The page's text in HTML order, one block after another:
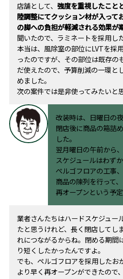
店舗として、 強度を重視したこと
陸調整にてクッション材が入って
の脚への負担が軽減される効果が
聞いたので、ラミネートを採用し
本当は、風除室の部位にLVTを採
ったのですが、その部位は既存の
だ使えたので、予算削減の一環と
めました。
次の案件では是非使ってみたいと思
改装時は、日曜日の
閉店後に商品の箱詰
した。
翌月曜日の午前から
スケジュールはわず
ぺルゴフロアの工事
商品の陳列を行って
再オープンという予定
業者さんたちはハードスケジュー
たと思うけれど、長く閉店してし
れにつながるからね。閉める期間
り短くしたかったんですよ。
でも、ペルゴフロアを採用したお
より早く再オープンができたので